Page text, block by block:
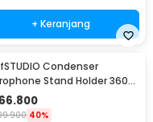
+ Keranjang
Condenser
Stand Holder 360
Clamp - NB-35
66.800
40%